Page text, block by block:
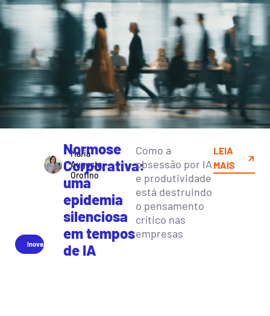
Inovação
Maria
Augusta
Orofino
Normose
Corporativa:
uma
epidemia
silenciosa
em tempos
de IA
Como a
obsessão por IA
e produtividade
está destruindo
o pensamento
crítico nas
empresas
LEIA
MAIS